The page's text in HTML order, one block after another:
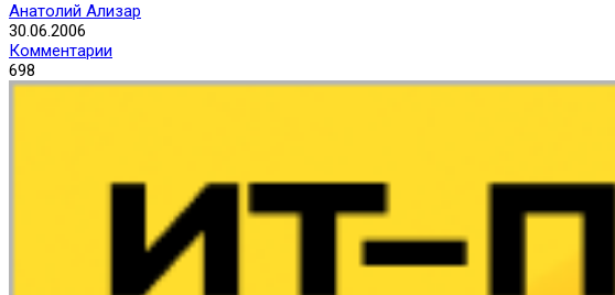
Анатолий Ализар
30.06.2006
Комментарии
698